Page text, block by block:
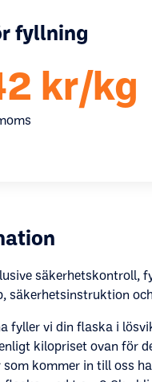
fyllning
kr/kg
säkerhetskontroll,
säkerhetsinstruktion
fyller vi din flaska i
kilopriset ovan för
kommer in till oss